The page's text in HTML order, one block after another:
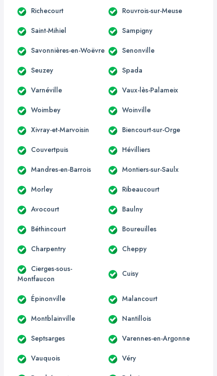
Richecourt Rouvrois-sur-Meuse
Saint-Mihiel Sampigny
Savonnières-en-Woëvre Senonville
Seuzey Spada
Varnéville Vaux-lès-Palameix
Woimbey Woinville
Xivray-et-Marvoisin Biencourt-sur-Orge
Couvertpuis Hévilliers
Mandres-en-Barrois Montiers-sur-Saulx
Morley Ribeaucourt
Avocourt Baulny
Béthincourt Boureuilles
Charpentry Cheppy
Cierges-sous-
Montfaucon
Cuisy
Épinonville Malancourt
Montblainville Nantillois
Septsarges Varennes-en-Argonne
Vauquois Véry